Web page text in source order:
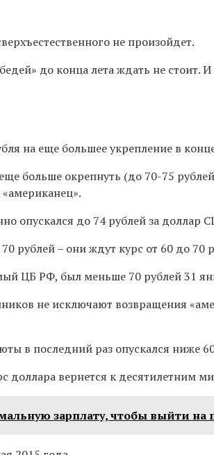
не произойдет.
до конца лета ждать не стоит.
на еще большее укрепление в
больше окрепнуть (до 70-75
опускался до 74 рублей за доллар
рублей – они ждут курс от 60 до 70
ЦБ РФ, был меньше 70 рублей 31
не исключают возвращения
в последний раз опускался ниже
вернется к десятилетним
зарплату, чтобы выйти на